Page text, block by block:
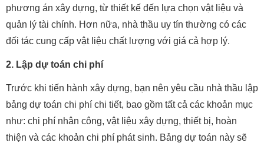
phương án xây dựng, từ thiết kế đến lựa chọn vật liệu và
quản lý tài chính. Hơn nữa, nhà thầu uy tín thường có các
đối tác cung cấp vật liệu chất lượng với giá cả hợp lý.
2. Lập dự toán chi phí
Trước khi tiến hành xây dựng, bạn nên yêu cầu nhà thầu lập
bảng dự toán chi phí chi tiết, bao gồm tất cả các khoản mục
như: chi phí nhân công, vật liệu xây dựng, thiết bị, hoàn
thiện và các khoản chi phí phát sinh. Bảng dự toán này sẽ